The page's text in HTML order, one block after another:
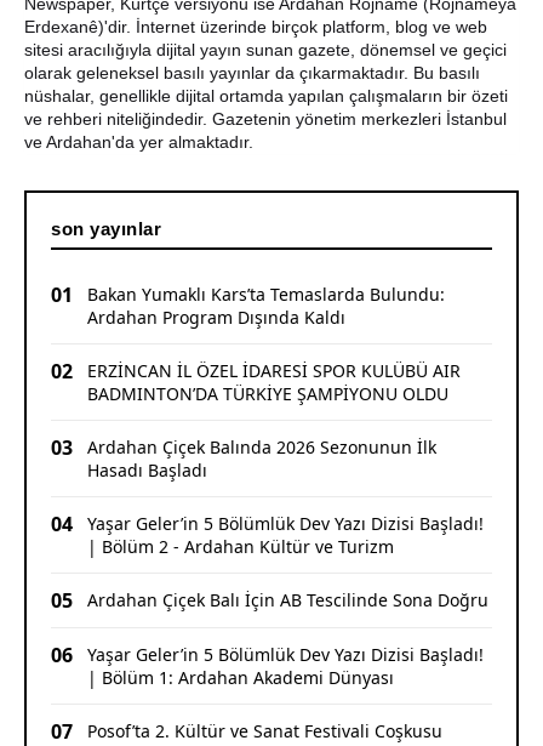
Durum
Bir Parti İşte Böyle Bitirilir
CHP Çıldır İl Genel Meclis Üyesi Gökhan Sözbir
Tutuklandı
Erdexanê)'dir. İnternet üzerinde birçok platform, blog ve web
sitesi aracılığıyla dijital yayın sunan gazete, dönemsel ve geçici
olarak geleneksel basılı yayınlar da çıkarmaktadır. Bu basılı
nüshalar, genellikle dijital ortamda yapılan çalışmaların bir özeti
ve rehberi niteliğindedir. Gazetenin yönetim merkezleri İstanbul
ve Ardahan'da yer almaktadır.
son yayınlar
01
Bakan Yumaklı Kars’ta Temaslarda Bulundu:
Ardahan Program Dışında Kaldı
02
ERZİNCAN İL ÖZEL İDARESİ SPOR KULÜBÜ AIR
BADMINTON’DA TÜRKİYE ŞAMPİYONU OLDU
03
Ardahan Çiçek Balında 2026 Sezonunun İlk
Hasadı Başladı
04
Yaşar Geler’in 5 Bölümlük Dev Yazı Dizisi Başladı!
| Bölüm 2 - Ardahan Kültür ve Turizm
05 Ardahan Çiçek Balı İçin AB Tescilinde Sona Doğru
06
Yaşar Geler’in 5 Bölümlük Dev Yazı Dizisi Başladı!
| Bölüm 1: Ardahan Akademi Dünyası
07 Posof’ta 2. Kültür ve Sanat Festivali Coşkusu